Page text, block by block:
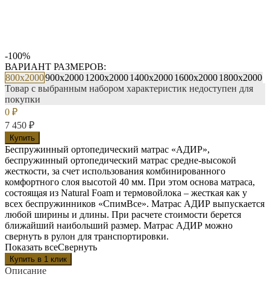
-100%
ВАРИАНТ РАЗМЕРОВ:
800х2000900х20001200х20001400х20001600х20001800х2000
Товар с выбранным набором характеристик недоступен для
покупки
0 ₽
7 450 ₽
Купить
Беспружинный ортопедический матрас «АДИР»,
беспружинный ортопедический матрас средне-высокой
жесткости, за счет использования комбинированного
комфортного слоя высотой 40 мм. При этом основа матраса,
состоящая из Natural Foam и термовойлока – жесткая как у
всех беспружинников «СпимВсе». Матрас АДИР выпускается
любой ширины и длины. При расчете стоимости берется
ближайший наибольший размер. Матрас АДИР можно
свернуть в рулон для транспортировки.
Показать всеСвернуть
Описание